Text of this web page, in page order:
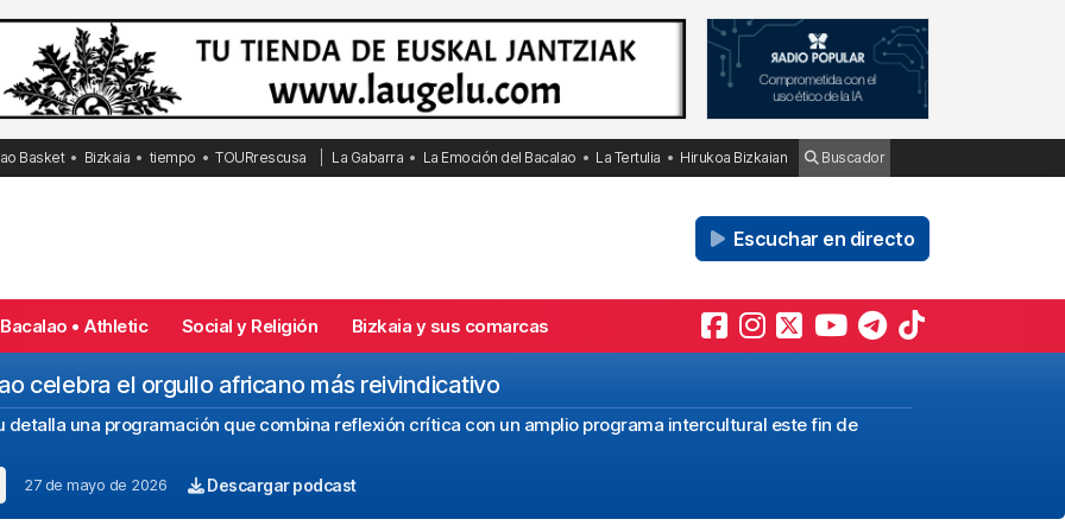
Basket Bizkaia tiempo TOURrescusa La Gabarra La Emoción del Bacalao La Tertulia Hirukoa Bizkaian Buscador
Escuchar en directo
Bacalao • Athletic Social y Religión Bizkaia y sus comarcas
celebra el orgullo africano más reivindicativo
detalla una programación que combina reflexión crítica con un amplio programa intercultural este fin de
27 de mayo de 2026 Descargar podcast